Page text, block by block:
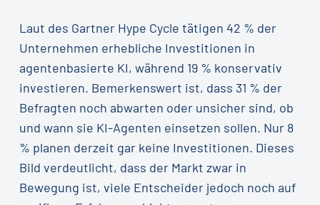
Laut des Gartner Hype Cycle tätigen 42 % der
Unternehmen erhebliche Investitionen in
agentenbasierte KI, während 19 % konservativ
investieren. Bemerkenswert ist, dass 31 % der
Befragten noch abwarten oder unsicher sind, ob
und wann sie KI-Agenten einsetzen sollen. Nur 8
% planen derzeit gar keine Investitionen. Dieses
Bild verdeutlicht, dass der Markt zwar in
Bewegung ist, viele Entscheider jedoch noch auf